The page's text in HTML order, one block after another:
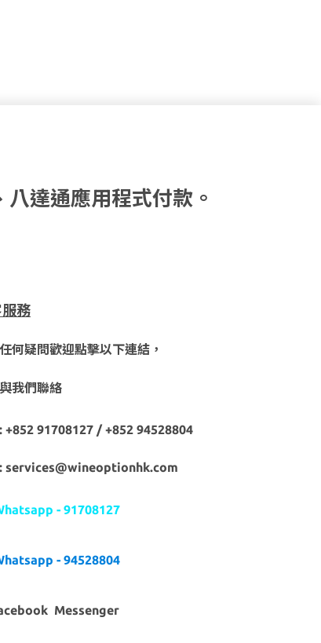
達通應用程式付款。
務
何疑問歡迎點擊以下連結，
我們聯絡
+852 91708127 / +852 94528804
services@wineoptionhk.com
- 91708127
- 94528804
Messenger